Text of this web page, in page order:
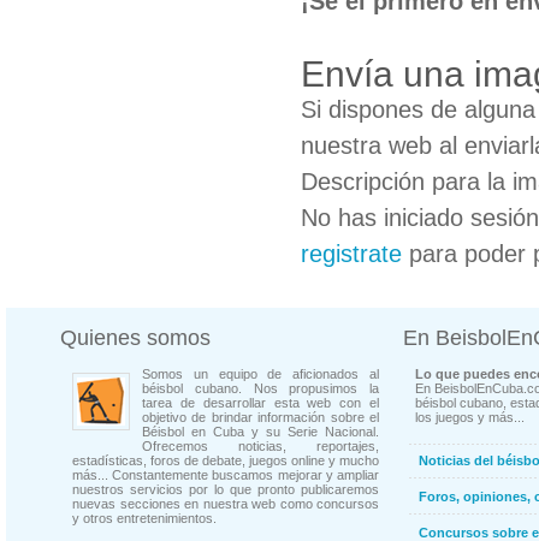
Envía una
Si dispones de
nuestra web al
Descripción para la
No has iniciado
registrate para poder
Quienes somos
Somos un equipo de aficionados al
béisbol cubano. Nos propusimos la
tarea de desarrollar esta web con el
objetivo de brindar información sobre el
Béisbol en Cuba y su Serie Nacional.
Ofrecemos noticias, reportajes,
estadísticas, foros de debate, juegos online y mucho
más... Constantemente buscamos mejorar y ampliar
nuestros servicios por lo que pronto publicaremos
nuevas secciones en nuestra web como concursos
y otros entretenimientos.
En
Lo que puedes
En
béisbol cubano,
los juegos y más...
Noticias del
Foros, opiniones,
Concursos sobre